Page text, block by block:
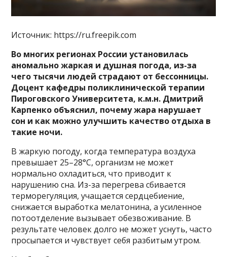
Источник: https://ru.freepik.com
Во многих регионах России установилась
аномально жаркая и душная погода, из-за
чего тысячи людей страдают от бессонницы.
Доцент кафедры поликлинической терапии
Пироговского Университета, к.м.н. Дмитрий
Карпенко объяснил, почему жара нарушает
сон и как можно улучшить качество отдыха в
такие ночи.
В жаркую погоду, когда температура воздуха
превышает 25–28°C, организм не может
нормально охладиться, что приводит к
нарушению сна. Из-за перегрева сбивается
терморегуляция, учащается сердцебиение,
снижается выработка мелатонина, а усиленное
потоотделение вызывает обезвоживание. В
результате человек долго не может уснуть, часто
просыпается и чувствует себя разбитым утром.